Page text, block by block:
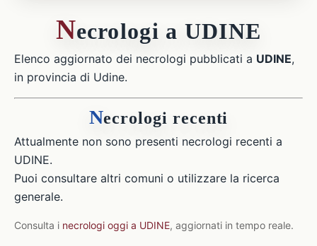
Necrologi a UDINE
Elenco aggiornato dei necrologi pubblicati a UDINE,
in provincia di Udine.
Necrologi recenti
Attualmente non sono presenti necrologi recenti a
UDINE.
Puoi consultare altri comuni o utilizzare la ricerca
generale.
Consulta i necrologi oggi a UDINE, aggiornati in tempo reale.